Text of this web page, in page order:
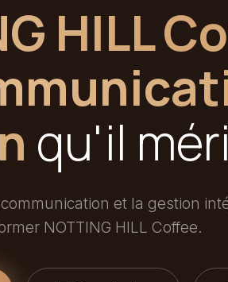
HILL
qu'il
et la gestion
NOTTING HILL Coffee.